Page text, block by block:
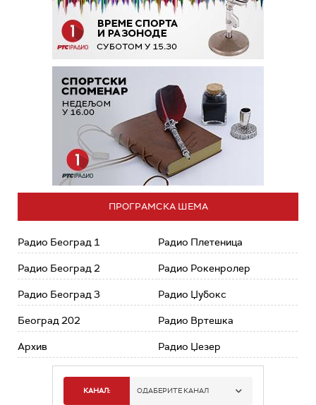
ПРОГРАМСКА ШЕМА
Радио Београд 1
Радио Београд 2
Радио Београд 3
Београд 202
Архив
Радио Плетеница
Радио Рокенролер
Радио Џубокс
Радио Вртешка
Радио Џезер
КАНАЛ: ОДАБЕРИТЕ КАНАЛ